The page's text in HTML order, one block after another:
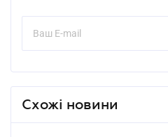
Схожі новини